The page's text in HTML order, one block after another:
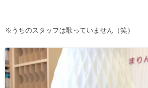
※うちのスタッフは歌っていません（笑）